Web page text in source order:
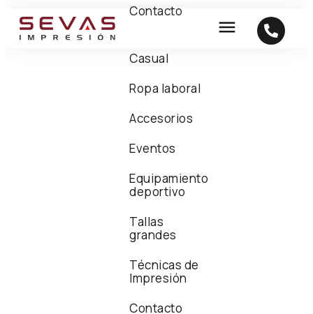
Contacto
Casual
Ropa laboral
Accesorios
Eventos
Equipamiento
deportivo
Tallas
grandes
Técnicas de
Impresión
Contacto